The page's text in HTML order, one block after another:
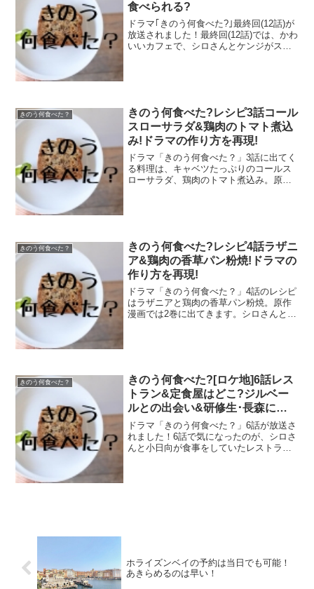
食べられる?
ドラマ｢きのう何食べた?｣最終回(12話)が
放送されました！最終回(12話)では、かわ
いいカフェで、シロさんとケンジがスコ
きのう何食べた？
きのう何食べた?レシピ3話コール
スローサラダ&鶏肉のトマト煮込
み!ドラマの作り方を再現!
ドラマ「きのう何食べた？」3話に出てく
る料理は、キャベツたっぷりのコールス
ローサラダ、鶏肉のトマト煮込み。原作
きのう何食べた？
きのう何食べた?レシピ4話ラザニ
ア&鶏肉の香草パン粉焼!ドラマの
作り方を再現!
ドラマ「きのう何食べた？」4話のレシピ
はラザニアと鶏肉の香草パン粉焼。原作
漫画では2巻に出てきます。シロさんとケ
きのう何食べた？
きのう何食べた?[ロケ地]6話レス
トラン&定食屋はどこ?ジルベー
ルとの出会い&研修生･長森に地
雷踏み
ドラマ「きのう何食べた？」6話が放送さ
れました！6話で気になったのが、シロさ
んと小日向が食事をしていたレストラ
ホライズンベイの予約は当日でも可能！
あきらめるのは早い！